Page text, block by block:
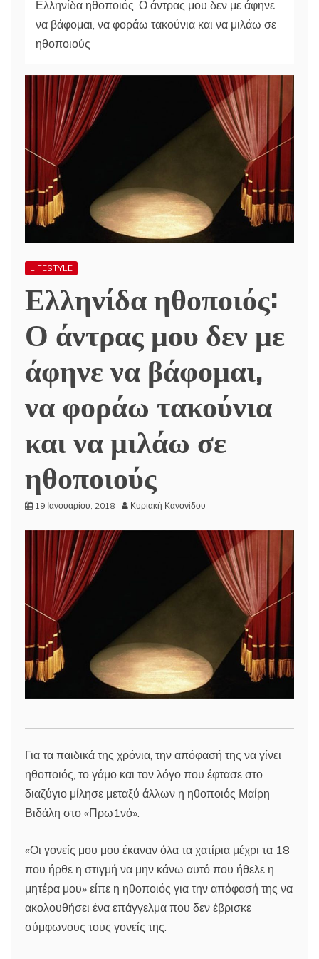
Ελληνίδα ηθοποιός: Ο άντρας μου δεν με άφηνε
να βάφομαι, να φοράω τακούνια και να μιλάω σε
ηθοποιούς
LIFESTYLE
Ελληνίδα ηθοποιός:
Ο άντρας μου δεν με
άφηνε να βάφομαι,
να φοράω τακούνια
και να μιλάω σε
ηθοποιούς
19 Ιανουαρίου, 2018 Κυριακή Κανονίδου
Για τα παιδικά της χρόνια, την απόφασή της να γίνει
ηθοποιός, το γάμο και τον λόγο που έφτασε στο
διαζύγιο μίλησε μεταξύ άλλων η ηθοποιός Μαίρη
Βιδάλη στο «Πρω1νό».
«Οι γονείς μου μου έκαναν όλα τα χατίρια μέχρι τα 18
που ήρθε η στιγμή να μην κάνω αυτό που ήθελε η
μητέρα μου» είπε η ηθοποιός για την απόφασή της να
ακολουθήσει ένα επάγγελμα που δεν έβρισκε
σύμφωνους τους γονείς της.